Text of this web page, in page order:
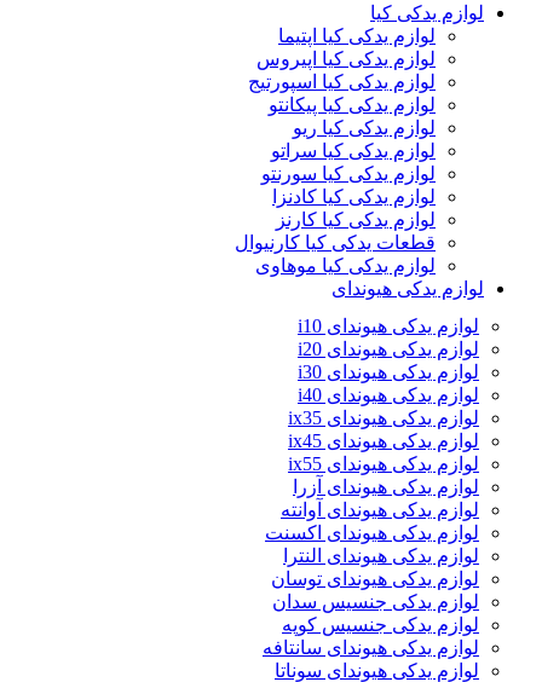
لوازم یدکی کیا
لوازم یدکی کیا اپتیما
لوازم یدکی کیا اپیروس
لوازم یدکی کیا اسپورتیج
لوازم یدکی کیا پیکانتو
لوازم یدکی کیا ریو
لوازم یدکی کیا سراتو
لوازم یدکی کیا سورنتو
لوازم یدکی کیا کادنزا
لوازم یدکی کیا کارنز
قطعات یدکی کیا کارنیوال
لوازم یدکی کیا موهاوی
لوازم یدکی هیوندای
لوازم یدکی هیوندای i10
لوازم یدکی هیوندای i20
لوازم یدکی هیوندای i30
لوازم یدکی هیوندای i40
لوازم یدکی هیوندای ix35
لوازم یدکی هیوندای ix45
لوازم یدکی هیوندای ix55
لوازم یدکی هیوندای آزرا
لوازم یدکی هیوندای آوانته
لوازم یدکی هیوندای اکسنت
لوازم یدکی هیوندای النترا
لوازم یدکی هیوندای توسان
لوازم یدکی جنسیس سدان
لوازم یدکی جنسیس کوپه
لوازم یدکی هیوندای سانتافه
لوازم یدکی هیوندای سوناتا